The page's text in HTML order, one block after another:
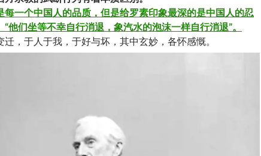
每一个中国人的品质，但是给罗素印象最深的是中国人的忍
“他们坐等不幸自行消退，象汽水的泡沫一样自行消退”。
迁，于人于我，于好与坏，其中玄妙，各怀感慨。